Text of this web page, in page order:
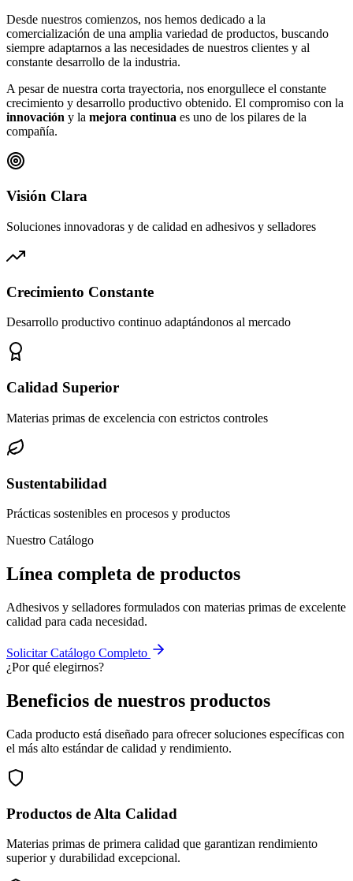
Desde nuestros comienzos, nos hemos dedicado a la
comercialización de una amplia variedad de productos, buscando
siempre adaptarnos a las necesidades de nuestros clientes y al
constante desarrollo de la industria.
A pesar de nuestra corta trayectoria, nos enorgullece el constante
crecimiento y desarrollo productivo obtenido. El compromiso con la
innovación y la mejora continua es uno de los pilares de la
compañía.
Visión Clara
Soluciones innovadoras y de calidad en adhesivos y selladores
Crecimiento Constante
Desarrollo productivo continuo adaptándonos al mercado
Calidad Superior
Materias primas de excelencia con estrictos controles
Sustentabilidad
Prácticas sostenibles en procesos y productos
Nuestro Catálogo
Línea completa de productos
Adhesivos y selladores formulados con materias primas de excelente
calidad para cada necesidad.
Solicitar Catálogo Completo
¿Por qué elegirnos?
Beneficios de nuestros productos
Cada producto está diseñado para ofrecer soluciones específicas con
el más alto estándar de calidad y rendimiento.
Productos de Alta Calidad
Materias primas de primera calidad que garantizan rendimiento
superior y durabilidad excepcional.